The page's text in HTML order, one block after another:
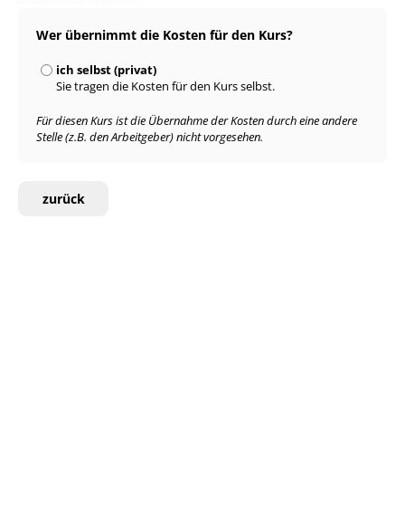
Wer übernimmt die Kosten für den Kurs?
ich selbst (privat)
Sie tragen die Kosten für den Kurs selbst.
Für diesen Kurs ist die Übernahme der Kosten durch eine andere
Stelle (z.B. den Arbeitgeber) nicht vorgesehen.
zurück